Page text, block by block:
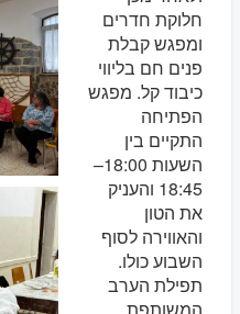
חלוקת חדרים
ומפגש קבלת
פנים חם בליווי
כיבוד קל. מפגש
הפתיחה
התקיים בין
השעות 18:00–
18:45 והעניק
את הטון
והאווירה לסוף
השבוע כולו.
תפילת הערב